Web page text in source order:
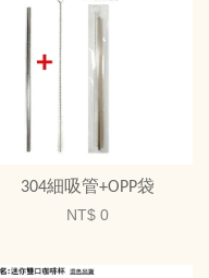
304細吸管+OPP袋
NT$ 0